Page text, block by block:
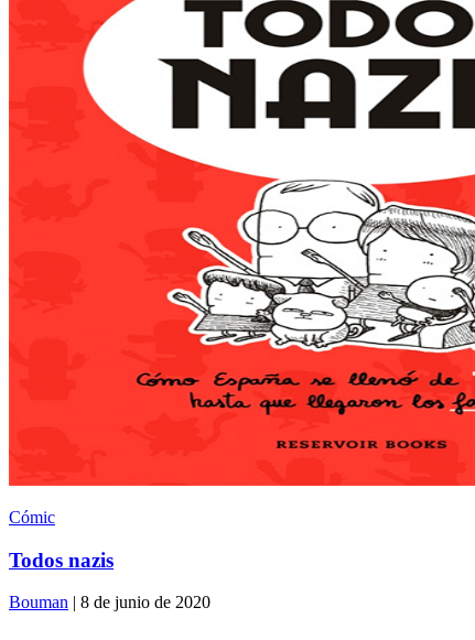
Cómic
Todos nazis
Bouman | 8 de junio de 2020